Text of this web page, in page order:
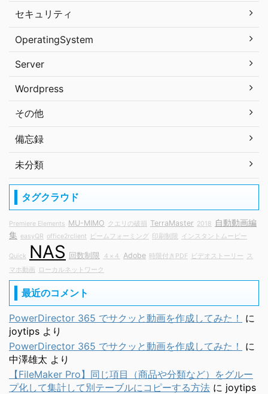
セキュリティ
OperatingSystem
Server
Wordpress
その他
備忘録
未分類
タグクラウド
Premiere Elements MU-MIMO クエリの破損 TerraMaster 2018
自動動画編
集 easyQR office2rclient ビームフォーミング 印刷制限 インスタントムービー
Quick NAS 回数制限 ４×４ Adobe 時限付きPDF ビデオストーリー
ス
マホ動画
ローカルネットワーク
最近のコメント
PowerDirector 365 でサクッと動画を作成してみた！
に
joytips より
PowerDirector 365 でサクッと動画を作成してみた！
に
中澤雄太 より
【FileMaker Pro】同じ項目（商品や分類など）をグルー
プ化して集計して別テーブルにコピーする方法 に joytips